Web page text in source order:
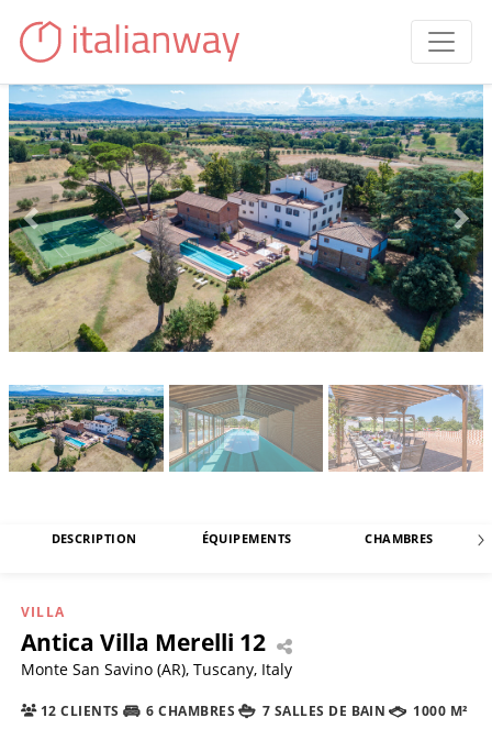
DESCRIPTION ÉQUIPEMENTS CHAMBRES
VILLA
Antica Villa Merelli 12
Monte San Savino (AR), Tuscany, Italy
12 CLIENTS 6 CHAMBRES 7 SALLES DE BAIN 1000 M²